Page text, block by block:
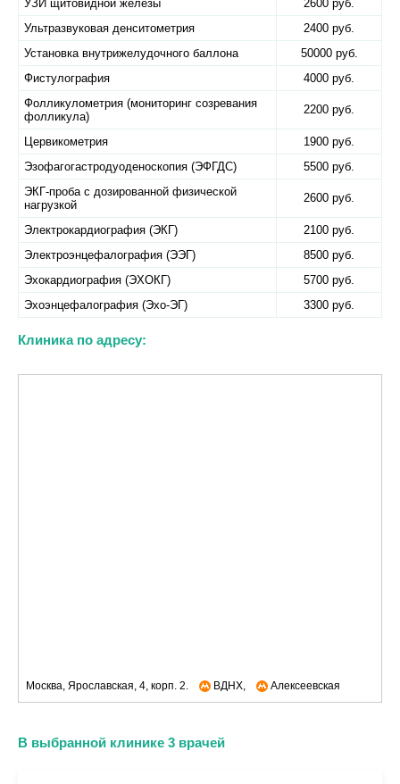
УЗИ щитовидной железы
2600 руб.
Ультразвуковая денситометрия
2400 руб.
Установка внутрижелудочного баллона
50000 руб.
Фистулография
4000 руб.
Фолликулометрия (мониторинг созревания
фолликула)
2200 руб.
Цервикометрия
1900 руб.
Эзофагогастродуоденоскопия (ЭФГДС)
5500 руб.
ЭКГ-проба с дозированной физической
нагрузкой
2600 руб.
Электрокардиография (ЭКГ)
2100 руб.
Электроэнцефалография (ЭЭГ)
8500 руб.
Эхокардиография (ЭХОКГ)
5700 руб.
Эхоэнцефалография (Эхо-ЭГ)
3300 руб.
Клиника по адресу:
Москва, Ярославская, 4, корп. 2. ВДНХ, Алексеевская
В выбранной клинике 3 врачей